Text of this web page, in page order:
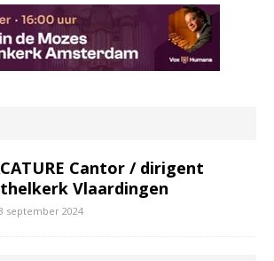
Cantor / dirigent
Vlaardingen
september 2024